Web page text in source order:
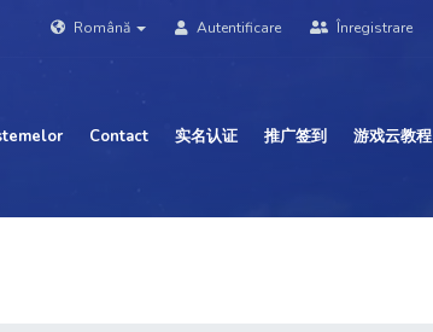
Română Autentificare Înregistrare
Contact 实名认证 推广签到 游戏云教程